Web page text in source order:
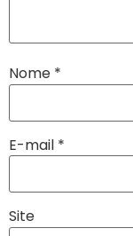
Nome *
E-mail *
Site